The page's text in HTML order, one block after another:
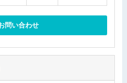
問い合わせ